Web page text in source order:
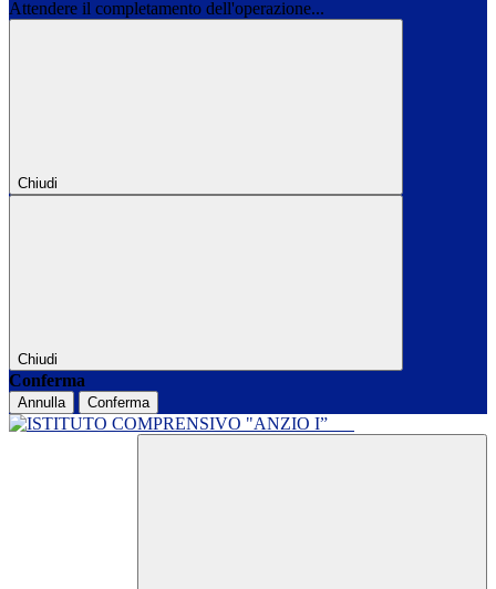
Attendere il completamento dell'operazione...
Chiudi
Chiudi
Conferma
Annulla Conferma